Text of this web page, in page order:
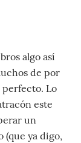
algo así
de por
perfecto. Lo
este
un
(que ya digo,